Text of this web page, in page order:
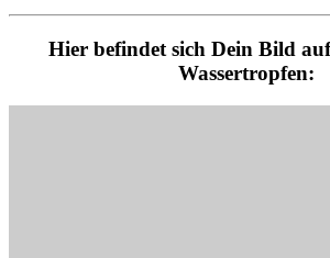
Hier befindet sich Dein Bild
Wassertropfen: